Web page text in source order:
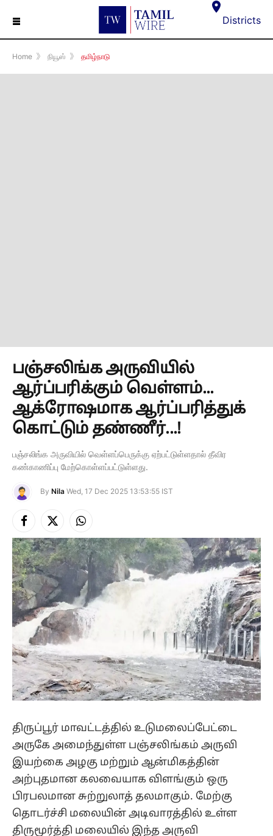
☰ Districts
Home 》 நியூஸ் 》 தமிழ்நாடு
பஞ்சலிங்க அருவியில்
ஆர்ப்பரிக்கும் வெள்ளம்...
ஆக்ரோஷமாக ஆர்ப்பரித்துக்
கொட்டும் தண்ணீர்...!
பஞ்சலிங்க அருவியில் வெள்ளப்பெருக்கு ஏற்பட்டுள்ளதால் தீவிர
கண்காணிப்பு மேற்கொள்ளப்பட்டுள்ளது.
By Nila Wed, 17 Dec 2025 13:53:55 IST
Facebook
X
(Twitter)
Instagram
திருப்பூர் மாவட்டத்தில் உடுமலைப்பேட்டை
அருகே அமைந்துள்ள பஞ்சலிங்கம் அருவி
இயற்கை அழகு மற்றும் ஆன்மிகத்தின்
அற்புதமான கலவையாக விளங்கும் ஒரு
பிரபலமான சுற்றுலாத் தலமாகும். மேற்கு
தொடர்ச்சி மலையின் அடிவாரத்தில் உள்ள
திருமூர்த்தி மலையில் இந்த அருவி